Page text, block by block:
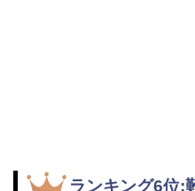
ランキング6位: